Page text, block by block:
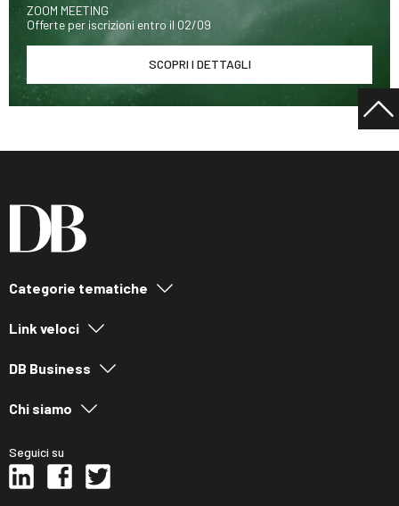
ZOOM MEETING
Offerte per iscrizioni entro il 02/09
SCOPRI I DETTAGLI
Categorie tematiche
Link veloci
DB Business
Chi siamo
Seguici su